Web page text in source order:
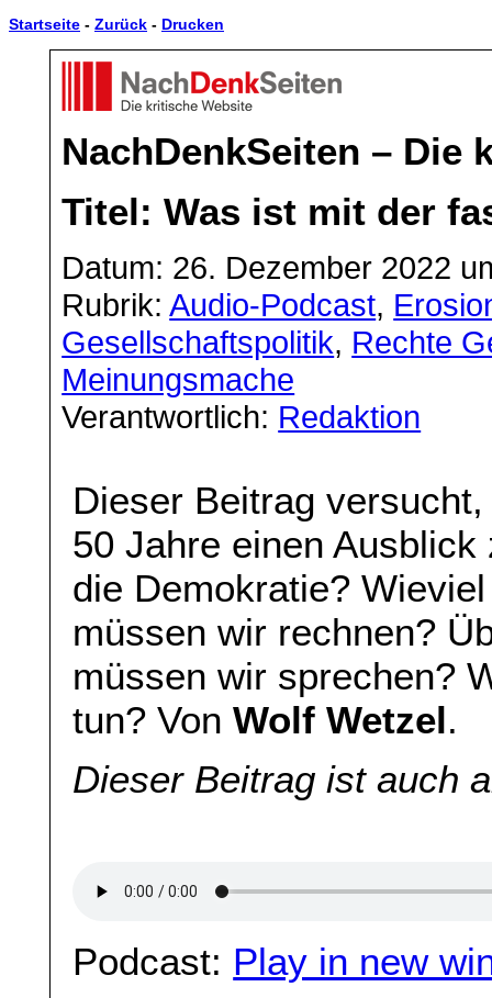
Startseite - Zurück - Drucken
NachDenkSeiten – Die
Titel: Was ist mit der
Datum: 26. Dezember 2022
Rubrik:Audio-Podcast,
Gesellschaftspolitik, Rechte
Meinungsmache
Verantwortlich: Redaktion
Dieser Beitrag
50 Jahre einen
die Demokratie?
müssen wir rechnen?
müssen wir sprechen?
tun? VonWolf Wetzel.
Dieser Beitrag ist auch
Podcast: Play in new